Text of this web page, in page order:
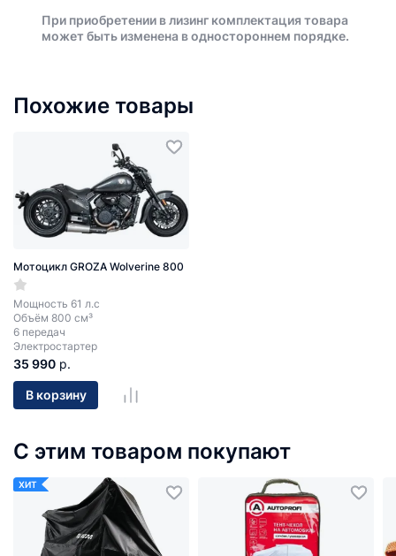
При приобретении в лизинг комплектация товара
может быть изменена в одностороннем порядке.
Похожие товары
Мотоцикл GROZA Wolverine 800
Мощность 61 л.с
Объём 800 см³
6 передач
Электростартер
35 990 р.
В корзину
С этим товаром покупают
ХИТ